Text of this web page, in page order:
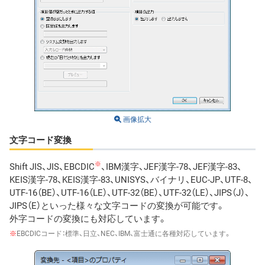
画像拡大
文字コード変換
Shift JIS、JIS、EBCDIC※、IBM漢字、JEF漢字-78、JEF漢字-83、
KEIS漢字-78、KEIS漢字-83、UNISYS、バイナリ、EUC-JP、UTF-8、
UTF-16（BE）、UTF-16（LE）、UTF-32（BE）、UTF-32（LE）、JIPS（J）、
JIPS（E）といった様々な文字コードの変換が可能です。
外字コードの変換にも対応しています。
※EBCDICコード：標準、日立、NEC、IBM、富士通に各種対応しています。